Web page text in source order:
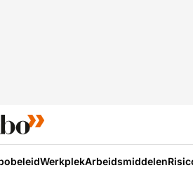
WerkplekArbeidsmiddelen